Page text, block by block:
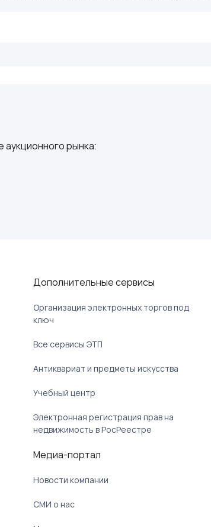
рынка:
Дополнительные сервисы
Организация электронных торгов под
ключ
Все сервисы ЭТП
Антиквариат и предметы искусства
Учебный центр
Электронная регистрация прав на
недвижимость в РосРеестре
Медиа-портал
Новости компании
СМИ о нас